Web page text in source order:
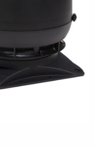
LT LV ET UK RU